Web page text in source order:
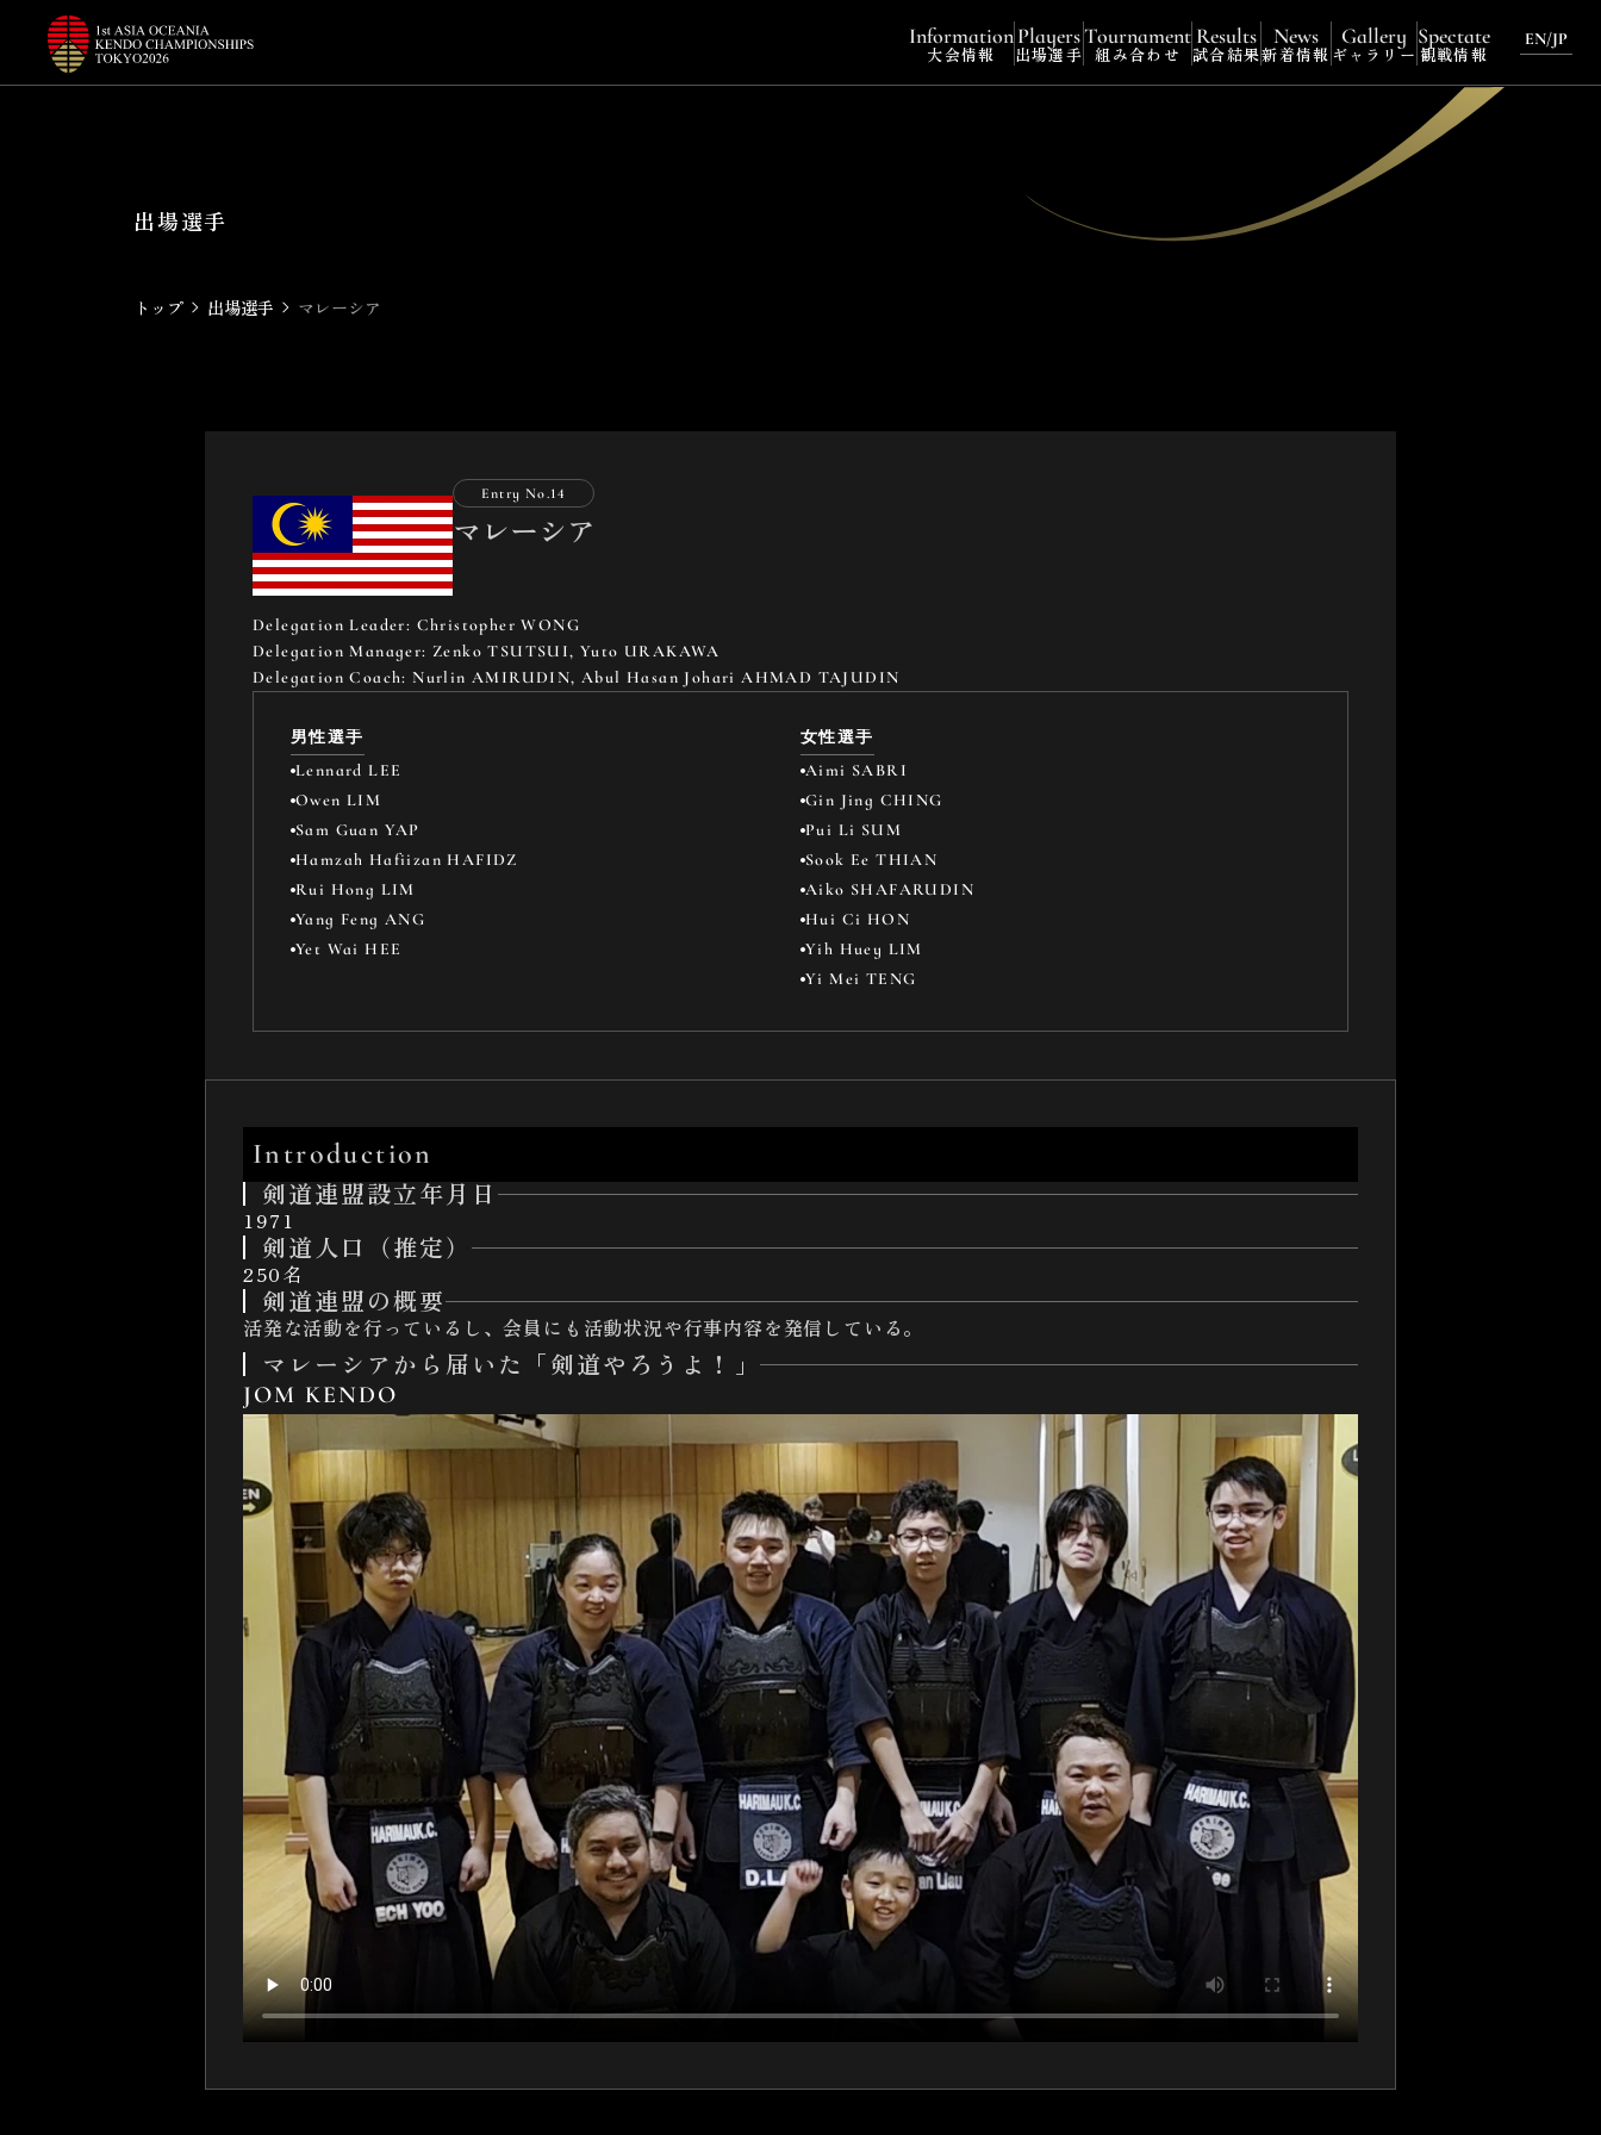
Information
大会情報
Players
出場選手
Tournament
組み合わせ
Results
試合結果
News
新着情報
Gallery
ギャラリー
Spectate
観戦情報
EN/JP
出場選手
トップ 出場選手 マレーシア
Entry No.14
マレーシア
Delegation Leader: Christopher WONG
Delegation Manager: Zenko TSUTSUI, Yuto URAKAWA
Delegation Coach: Nurlin AMIRUDIN, Abul Hasan Johari AHMAD TAJUDIN
男性選手
Lennard LEE
Owen LIM
Sam Guan YAP
Hamzah Hafiizan HAFIDZ
Rui Hong LIM
Yang Feng ANG
Yet Wai HEE
女性選手
Aimi SABRI
Gin Jing CHING
Pui Li SUM
Sook Ee THIAN
Aiko SHAFARUDIN
Hui Ci HON
Yih Huey LIM
Yi Mei TENG
Introduction
剣道連盟設立年月日
1971
剣道人口（推定）
250名
剣道連盟の概要
活発な活動を行っているし、会員にも活動状況や行事内容を発信している。
マレーシアから届いた「剣道やろうよ！」
JOM KENDO